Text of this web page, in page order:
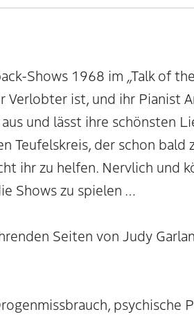
Shows 1968 im „Talk of
ist, und ihr Pianist
und lässt ihre schönsten
Teufelskreis, der schon bald
ihr zu helfen. Nervlich und
Shows zu spielen …
Seiten von Judy
psychische